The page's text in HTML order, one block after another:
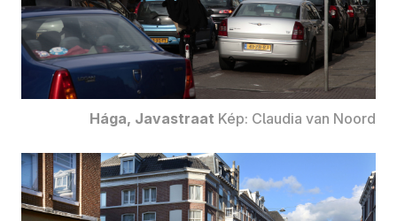
Hága, Javastraat Kép: Claudia van Noord